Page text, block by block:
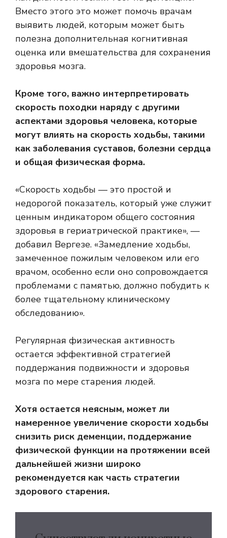
Вместо этого это может помочь врачам
выявить людей, которым может быть
полезна дополнительная когнитивная
оценка или вмешательства для сохранения
здоровья мозга.
Кроме того, важно интерпретировать
скорость походки наряду с другими
аспектами здоровья человека, которые
могут влиять на скорость ходьбы, такими
как заболевания суставов, болезни сердца
и общая физическая форма.
«Скорость ходьбы — это простой и
недорогой показатель, который уже служит
ценным индикатором общего состояния
здоровья в гериатрической практике», —
добавил Вергезе. «Замедление ходьбы,
замеченное пожилым человеком или его
врачом, особенно если оно сопровождается
проблемами с памятью, должно побудить к
более тщательному клиническому
обследованию».
Регулярная физическая активность
остается эффективной стратегией
поддержания подвижности и здоровья
мозга по мере старения людей.
Хотя остается неясным, может ли
намеренное увеличение скорости ходьбы
снизить риск деменции, поддержание
физической функции на протяжении всей
дальнейшей жизни широко
рекомендуется как часть стратегии
здорового старения.